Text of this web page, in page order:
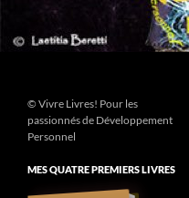
© Vivre Livres! Pour les
passionnés de Développement
Personnel
MES QUATRE PREMIERS LIVRES